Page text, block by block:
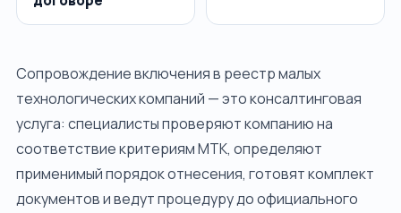
Сопровождение включения в реестр малых
технологических компаний — это консалтинговая
услуга: специалисты проверяют компанию на
соответствие критериям МТК, определяют
применимый порядок отнесения, готовят комплект
документов и ведут процедуру до официального